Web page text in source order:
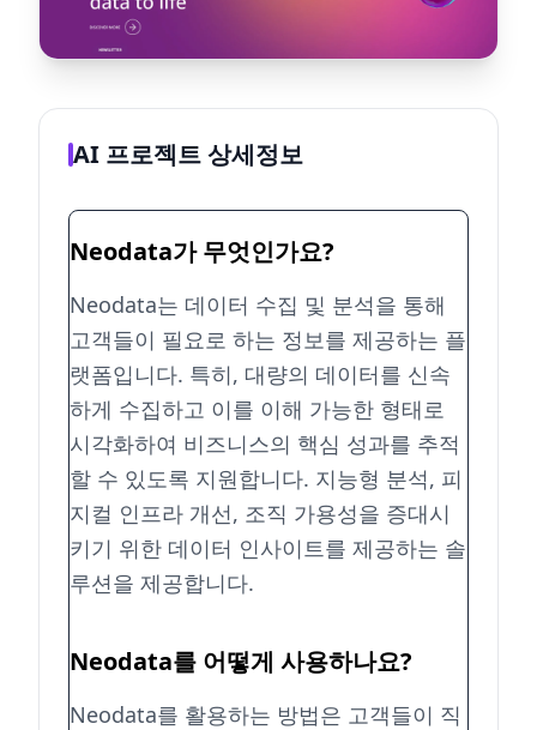
AI 프로젝트 상세정보
Neodata가 무엇인가요?
Neodata는 데이터 수집 및 분석을 통해
고객들이 필요로 하는 정보를 제공하는 플
랫폼입니다. 특히, 대량의 데이터를 신속
하게 수집하고 이를 이해 가능한 형태로
시각화하여 비즈니스의 핵심 성과를 추적
할 수 있도록 지원합니다. 지능형 분석, 피
지컬 인프라 개선, 조직 가용성을 증대시
키기 위한 데이터 인사이트를 제공하는 솔
루션을 제공합니다.
Neodata를 어떻게 사용하나요?
Neodata를 활용하는 방법은 고객들이 직